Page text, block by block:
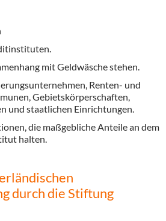
mit Geldwäsche stehen.
Renten- und
Gebietskörperschaften,
und staatlichen Einrichtungen.
die maßgebliche Anteile an dem
halten.
durch die Stiftung